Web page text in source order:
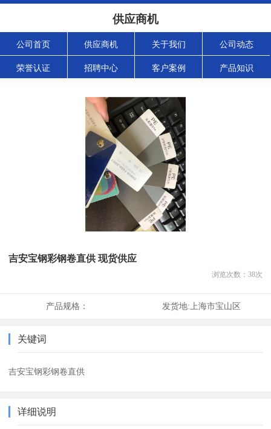
供应商机
公司首页 供应商机 关于我们 公司动态
荣誉认证 招聘中心 客户案例 产品知识
吉安宝钢彩钢卷直供 现货供应
浏览次数： 38次
产品规格： 发货地: 上海市宝山区
关键词
吉安宝钢彩钢卷直供
详细说明